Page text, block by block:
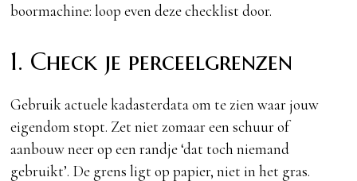
boormachine: loop even deze checklist door.
1. Check je perceelgrenzen
Gebruik actuele kadasterdata om te zien waar jouw
eigendom stopt. Zet niet zomaar een schuur of
aanbouw neer op een randje ‘dat toch niemand
gebruikt’. De grens ligt op papier, niet in het gras.